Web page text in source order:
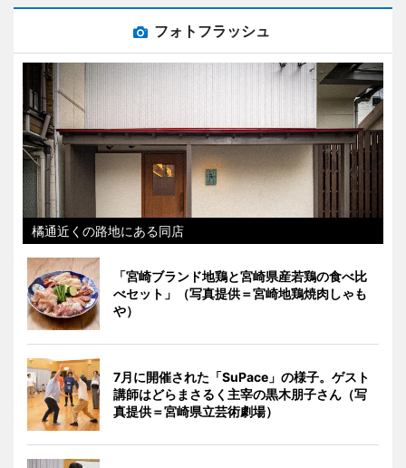
フォトフラッシュ
橘通近くの路地にある同店
「宮崎ブランド地鶏と宮崎県産若鶏の食べ比
べセット」（写真提供＝宮崎地鶏焼肉しゃも
や）
7月に開催された「SuPace」の様子。ゲスト
講師はどらまさるく主宰の黒木朋子さん（写
真提供＝宮崎県立芸術劇場）